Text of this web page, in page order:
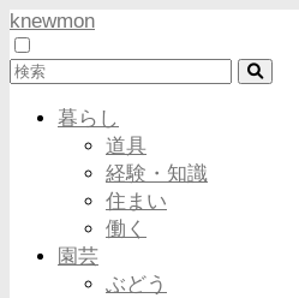
knewmon
暮らし
道具
経験・知識
住まい
働く
園芸
ぶどう